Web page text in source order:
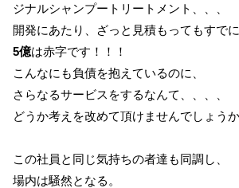
ジナルシャンプートリートメント、、、
開発にあたり、ざっと見積もってもすでに
5億は赤字です！！！
こんなにも負債を抱えているのに、
さらなるサービスをするなんて、、、、
どうか考えを改めて頂けませんでしょう
この社員と同じ気持ちの者達も同調し、
場内は騒然となる。